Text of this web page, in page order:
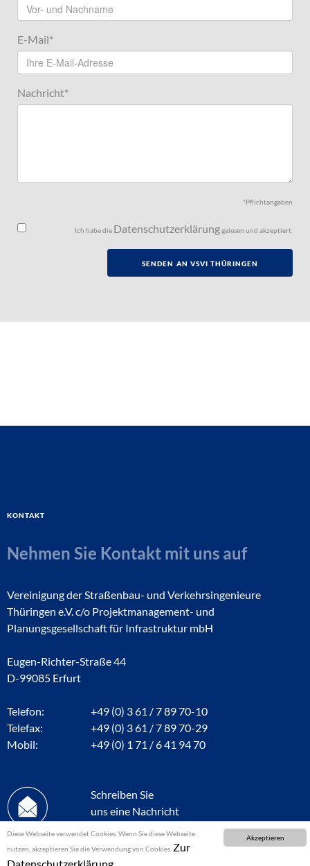
Akzeptieren
Diese Webseite verwendet Cookies. Wenn Sie diese Webseite
nutzen, akzeptieren Sie die Verwendung von Cookies. Zur
E-Mail*
Nachricht*
*Pflichtangaben
Ich habe die Datenschutzerklärunggelesen und akzeptiert.
Kontakt
Nehmen Sie Kontakt mit uns auf
Vereinigung der Straßenbau- und Verkehrsingenieure
Thüringen e.V. c/o Projektmanagement- und
Planungsgesellschaft für Infrastruktur mbH
Eugen-Richter-Straße 44
D-99085 Erfurt
Telefon:
+49 (0) 3 61 / 7 89 70-10
Telefax:
+49 (0) 3 61 / 7 89 70-29
Mobil:
+49 (0) 1 71 / 6 41 94 70
Schreiben Sie
uns eine Nachricht